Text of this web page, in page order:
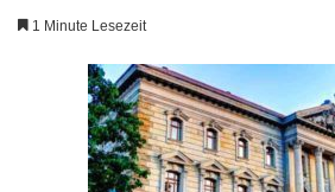
1 Minute Lesezeit